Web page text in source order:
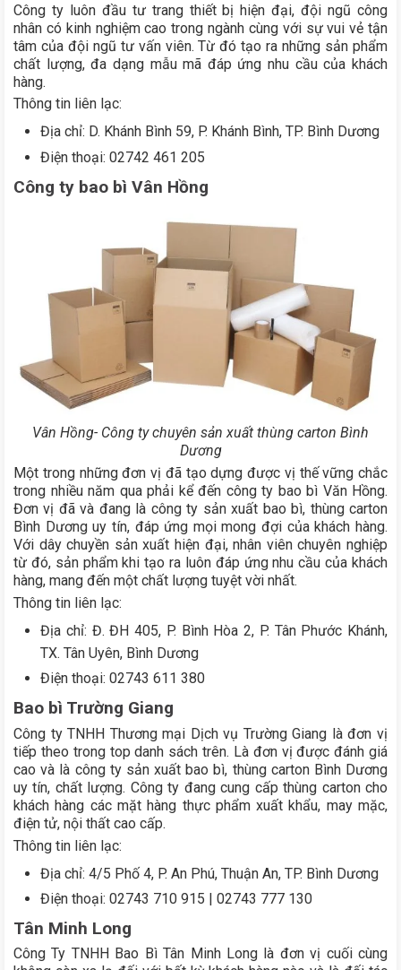
Công ty luôn đầu tư trang thiết bị hiện đại, đội ngũ công
nhân có kinh nghiệm cao trong ngành cùng với sự vui vẻ tận
tâm của đội ngũ tư vấn viên. Từ đó tạo ra những sản phẩm
chất lượng, đa dạng mẫu mã đáp ứng nhu cầu của khách
hàng.
Thông tin liên lạc:
Địa chỉ: D. Khánh Bình 59, P. Khánh Bình, TP. Bình Dương
Điện thoại: 02742 461 205
Công ty bao bì Vân Hồng
Vân Hồng- Công ty chuyên sản xuất thùng carton Bình
Dương
Một trong những đơn vị đã tạo dựng được vị thế vững chắc
trong nhiều năm qua phải kể đến công ty bao bì Văn Hồng.
Đơn vị đã và đang là công ty sản xuất bao bì, thùng carton
Bình Dương uy tín, đáp ứng mọi mong đợi của khách hàng.
Với dây chuyền sản xuất hiện đại, nhân viên chuyên nghiệp
từ đó, sản phẩm khi tạo ra luôn đáp ứng nhu cầu của khách
hàng, mang đến một chất lượng tuyệt vời nhất.
Thông tin liên lạc:
Địa chỉ: Đ. ĐH 405, P. Bình Hòa 2, P. Tân Phước Khánh,
TX. Tân Uyên, Bình Dương
Điện thoại: 02743 611 380
Bao bì Trường Giang
Công ty TNHH Thương mại Dịch vụ Trường Giang là đơn vị
tiếp theo trong top danh sách trên. Là đơn vị được đánh giá
cao và là công ty sản xuất bao bì, thùng carton Bình Dương
uy tín, chất lượng. Công ty đang cung cấp thùng carton cho
khách hàng các mặt hàng thực phẩm xuất khẩu, may mặc,
điện tử, nội thất cao cấp.
Thông tin liên lạc:
Địa chỉ: 4/5 Phố 4, P. An Phú, Thuận An, TP. Bình Dương
Điện thoại: 02743 710 915 | 02743 777 130
Tân Minh Long
Công Ty TNHH Bao Bì Tân Minh Long là đơn vị cuối cùng